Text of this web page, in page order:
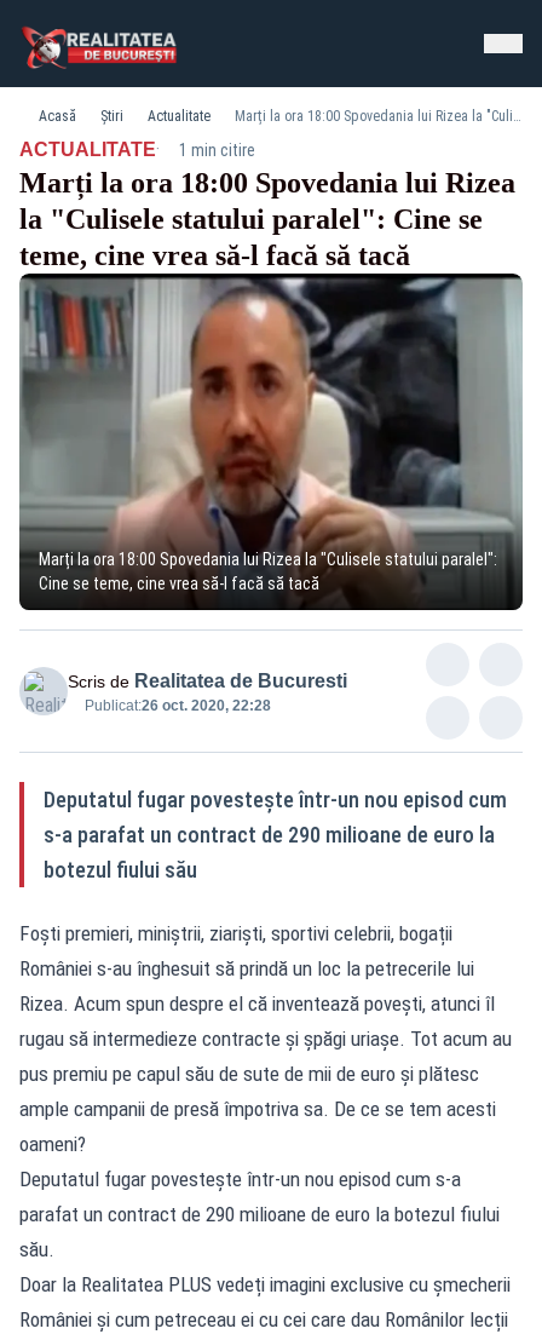
Acasă Știri Actualitate Marți la ora 18:00 Spovedania lui Rizea la "Culisele statului paralel": Cine se teme, cine vrea să-l facă să tacă
ACTUALITATE· 1 min citire
Marți la ora 18:00 Spovedania lui Rizea
la "Culisele statului paralel": Cine se
teme, cine vrea să-l facă să tacă
Marți la ora 18:00 Spovedania lui Rizea la "Culisele statului paralel":
Cine se teme, cine vrea să-l facă să tacă
Scris de Realitatea de Bucuresti
Publicat:26 oct. 2020, 22:28
Deputatul fugar povestește într-un nou episod cum
s-a parafat un contract de 290 milioane de euro la
botezul fiului său
Foști premieri, miniștrii, ziariști, sportivi celebrii, bogații
României s-au înghesuit să prindă un loc la petrecerile lui
Rizea. Acum spun despre el că inventează povești, atunci îl
rugau să intermedieze contracte și șpăgi uriașe. Tot acum au
pus premiu pe capul său de sute de mii de euro și plătesc
ample campanii de presă împotriva sa. De ce se tem acesti
oameni?
Deputatul fugar povestește într-un nou episod cum s-a
parafat un contract de 290 milioane de euro la botezul fiului
său.
Doar la Realitatea PLUS vedeți imagini exclusive cu șmecherii
României și cum petreceau ei cu cei care dau Românilor lecții